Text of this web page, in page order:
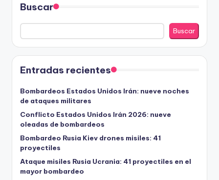
Buscar
Buscar
Entradas recientes
Bombardeos Estados Unidos Irán: nueve noches
de ataques militares
Conflicto Estados Unidos Irán 2026: nueve
oleadas de bombardeos
Bombardeo Rusia Kiev drones misiles: 41
proyectiles
Ataque misiles Rusia Ucrania: 41 proyectiles en el
mayor bombardeo